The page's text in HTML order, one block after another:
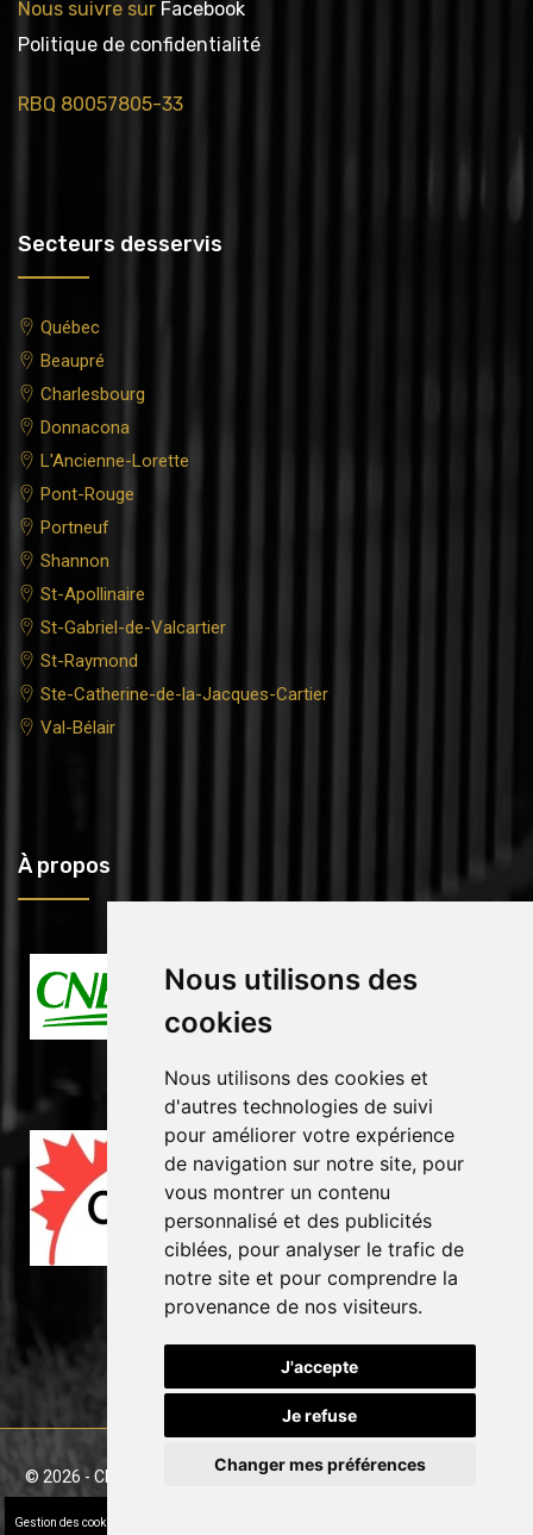
Nous utilisons des
cookies
Nous utilisons des cookies et
d'autres technologies de suivi
pour améliorer votre expérience
de navigation sur notre site, pour
vous montrer un contenu
personnalisé et des publicités
ciblées, pour analyser le trafic de
notre site et pour comprendre la
provenance de nos visiteurs.
J'accepte
Je refuse
Changer mes préférences
Nous suivre sur Facebook
Politique de confidentialité
RBQ 80057805-33
Secteurs desservis
Québec
Beaupré
Charlesbourg
Donnacona
L'Ancienne-Lorette
Pont-Rouge
Portneuf
Shannon
St-Apollinaire
St-Gabriel-de-Valcartier
St-Raymond
Ste-Catherine-de-la-Jacques-Cartier
Val-Bélair
À propos
© 2026 - Clôture GP inc. - Conception Web&Référencement
Gestion des cookies